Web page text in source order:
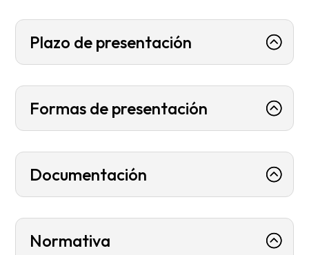
Plazo de presentación
Formas de presentación
Documentación
Normativa